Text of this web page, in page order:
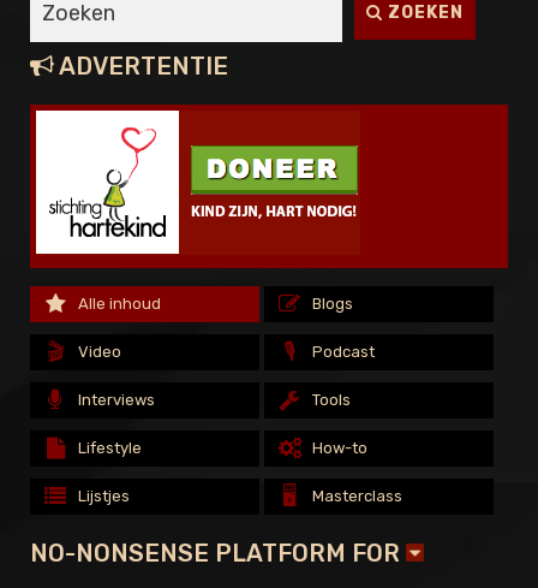
MASTERCLASS
ZOEKEN
ADVERTENTIE
Alle inhoud
Alle inhoud
Blogs
Blogs
🎬 Video
🎬 Video
🎬
🎙️ Podcast
🎙️ Podcast
🎙️
Interviews
Interviews
Tools
Tools
Lifestyle
Lifestyle
How-to
How-to
Lijstjes
Lijstjes
🖥️ Masterclass
🖥️ Masterclass
NO-NONSENSE PLATFORM FOR